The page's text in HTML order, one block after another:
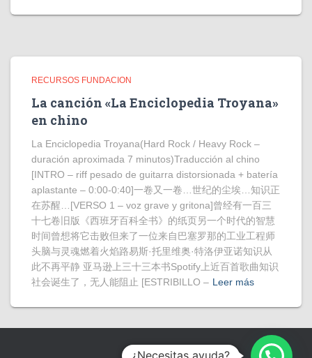
RECURSOS FUNDACION
La canción «La Enciclopedia Troyana»
en chino
La Enciclopedia Troyana(Hard Rock / Heavy Rock –
duración aproximada 7 minutos)Traducción al chino
[INTRO – riff pesado de guitarra distorsionada + batería
aplastante – 0:00-0:40]一卷又一卷…世纪的尘埃…知识正
在苏醒…[VERSO 1 – voz grave y gritona]曾经有一百三
十七卷旧版《西班牙百科全书》的纸页另一个时代的智慧
时间曾想将它击败但来了一位来自巴塞罗那的工业工程师
头脑与灵魂燃着火焰路易斯·托里维奥·特洛伊亚诺知识从
此不再平静 亚马逊上三十三本书Spotify上近百首歌曲知识
社会诞生了，无人能阻止 [ESTRIBILLO – Leer más
¿Necesitas ayuda?